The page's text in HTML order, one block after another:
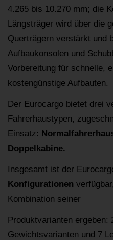
4.265 bis 10.270 mm; die
Längsträger wird über die
Querträgern verstärkt und
Aufbaukonsolen und
Vorbereitung für schnelle,
kostengünstige Aufbauten.
Der Eurocargo bietet drei
Fahrerhaustypen,
Einsatz:
Doppelkabine.
Insgesamt ist der
Konfigurationen
Kombination seiner
Produktvarianten ergeben:
Gewichtsvarianten und 7